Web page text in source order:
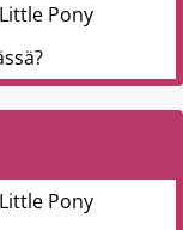
Pony
Pony